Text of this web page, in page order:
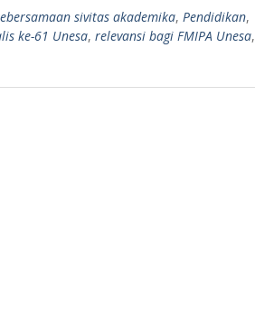
sivitas akademika, Pendidikan,
ke-61 Unesa, relevansi bagi FMIPA Unesa,